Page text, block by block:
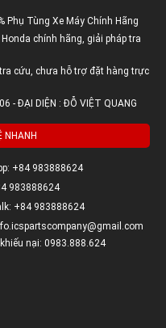
Phụ Tùng Xe Máy Chính Hãng
chính hãng, giải pháp tra
cứu, chưa hỗ trợ đặt hàng trực
- ĐẠI DIỆN : ĐỖ VIỆT QUANG
NHANH
+84 983888624
983888624
+84 983888624
nại: 0983.888.624